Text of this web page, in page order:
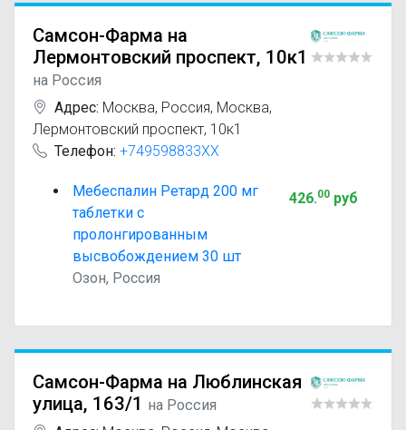
Самсон-Фарма на
Лермонтовский проспект, 10к1
на Россия
Адрес: Москва, Россия, Москва,
Лермонтовский проспект, 10к1
Телефон: +749598833XX
Мебеспалин Ретард 200 мг
таблетки с
пролонгированным
высвобождением 30 шт
Озон, Россия
426.00руб
Самсон-Фарма на Люблинская
улица, 163/1 на Россия